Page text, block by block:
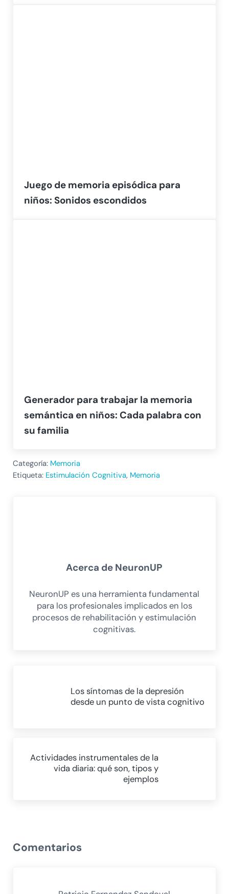
Juego de memoria episódica para
niños: Sonidos escondidos
Generador para trabajar la memoria
semántica en niños: Cada palabra con
su familia
Categoría: Memoria
Etiqueta: Estimulación Cognitiva, Memoria
Acerca de NeuronUP
NeuronUP es una herramienta fundamental
para los profesionales implicados en los
procesos de rehabilitación y estimulación
cognitivas.
Los síntomas de la depresión
desde un punto de vista cognitivo
Actividades instrumentales de la
vida diaria: qué son, tipos y
ejemplos
Comentarios